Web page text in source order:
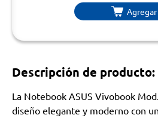
Agregar
Descripción de producto:
La Notebook ASUS Vivobook
diseño elegante y moderno con